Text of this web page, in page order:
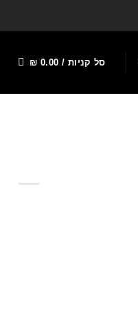
סל קניות / ₪ 0.00